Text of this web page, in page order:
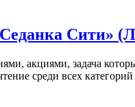
Сити»
акциями, задача
среди всех